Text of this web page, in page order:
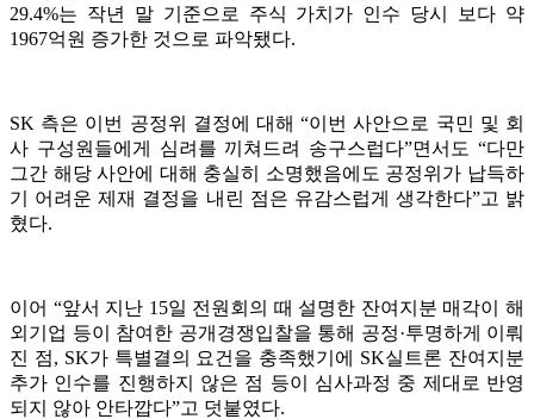
29.4%는 작년 말 기준으로 주식 가치가 인수 당시 보다 약
1967억원 증가한 것으로 파악됐다.
SK 측은 이번 공정위 결정에 대해 “이번 사안으로 국민 및 회
사 구성원들에게 심려를 끼쳐드려 송구스럽다”면서도 “다만
그간 해당 사안에 대해 충실히 소명했음에도 공정위가 납득하
기 어려운 제재 결정을 내린 점은 유감스럽게 생각한다”고 밝
혔다.
이어 “앞서 지난 15일 전원회의 때 설명한 잔여지분 매각이 해
외기업 등이 참여한 공개경쟁입찰을 통해 공정·투명하게 이뤄
진 점, SK가 특별결의 요건을 충족했기에 SK실트론 잔여지분
추가 인수를 진행하지 않은 점 등이 심사과정 중 제대로 반영
되지 않아 안타깝다”고 덧붙였다.